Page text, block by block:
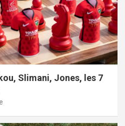
Slimani, Jones, les 7